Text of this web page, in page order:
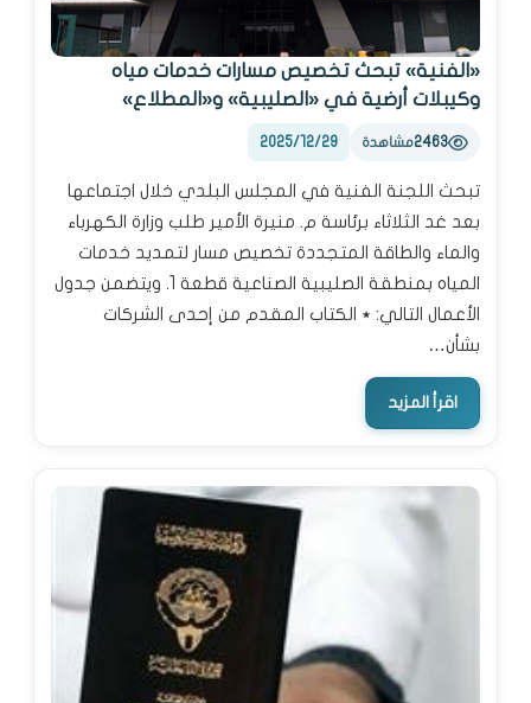
«الفنية» تبحث تخصيص مسارات خدمات مياه
وكيبلات أرضية في «الصليبية» و«المطلاع»
2463مشاهدة 2025/12/29
تبحث اللجنة الفنية في المجلس البلدي خلال اجتماعها
بعد غد الثلاثاء برئاسة م. منيرة الأمير طلب وزارة الكهرباء
والماء والطاقة المتجددة تخصيص مسار لتمديد خدمات
المياه بمنطقة الصليبية الصناعية قطعة 1. ويتضمن جدول
الأعمال التالي: ٭ الكتاب المقدم من إحدى الشركات
بشأن…
اقرأ المزيد